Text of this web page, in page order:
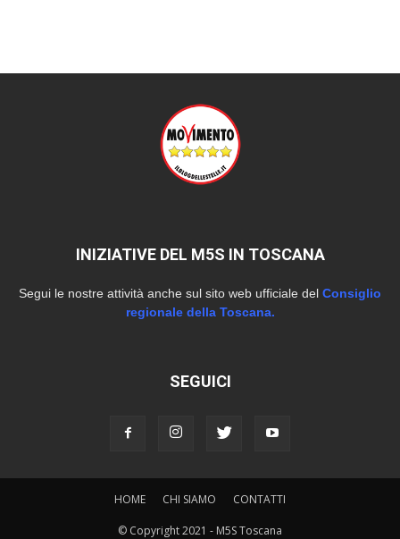
INIZIATIVE DEL M5S IN TOSCANA
Segui le nostre attività anche sul sito web ufficiale del Consiglio
regionale della Toscana.
SEGUICI
HOME CHI SIAMO CONTATTI
© Copyright 2021 - M5S Toscana